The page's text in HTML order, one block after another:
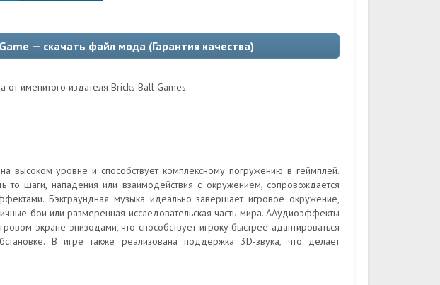
— скачать файл мода (Гарантия качества)
от именитого издателя Bricks Ball Games.
высоком уровне и способствует комплексному погружению в геймплей.
шаги, нападения или взаимодействия с окружением, сопровождается
Бэкграундная музыка идеально завершает игровое окружение,
бои или размеренная исследовательская часть мира. ААудиоэффекты
экране эпизодами, что способствует игроку быстрее адаптироваться
В игре также реализована поддержка 3D-звука, что делает